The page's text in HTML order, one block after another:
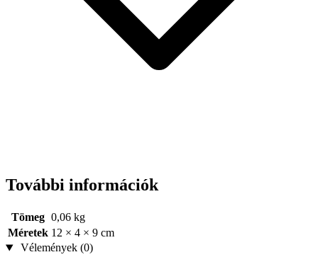
További információk
Tömeg 0,06 kg
Méretek 12 × 4 × 9 cm
Vélemények (0)